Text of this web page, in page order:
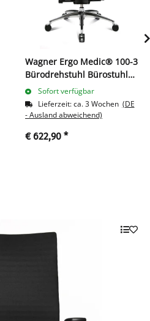
Wagner Ergo Medic® 100-3
Bürodrehstuhl Bürostuhl
Bandscheibensitz 216700
schwarz
Sofort verfügbar
Lieferzeit:ca. 3 Wochen (DE
- Ausland abweichend)
€ 622,90 *